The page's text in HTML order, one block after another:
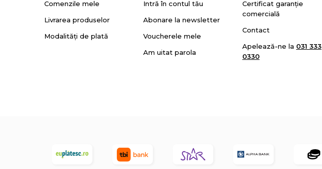
Comenzile mele
Livrarea produselor
Modalități de plată
Intră în contul tău
Abonare la newsletter
Voucherele mele
Am uitat parola
Certificat garanție
comercială
Contact
Apelează-ne la 031 333
0330